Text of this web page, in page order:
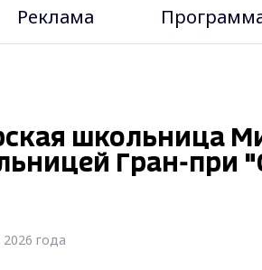
Реклама
школьница
Гран-
года